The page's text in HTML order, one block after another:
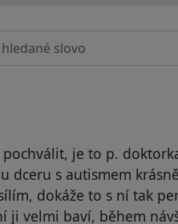
názorech
je to p.
dceru s autismem
dokáže to s ní tak
ji velmi baví, během